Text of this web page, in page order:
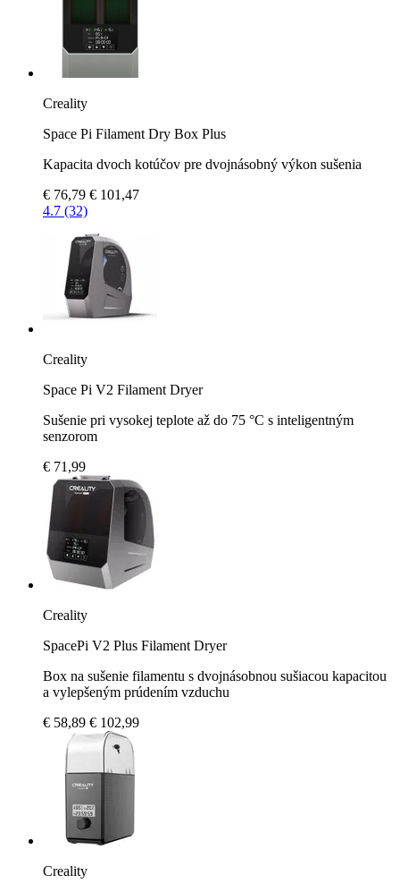
Creality
Space Pi Filament Dry Box Plus
Kapacita dvoch kotúčov pre dvojnásobný výkon sušenia
€ 76,79 € 101,47
4.7 (32)
Creality
Space Pi V2 Filament Dryer
Sušenie pri vysokej teplote až do 75 °C s inteligentným
senzorom
€ 71,99
Creality
SpacePi V2 Plus Filament Dryer
Box na sušenie filamentu s dvojnásobnou sušiacou kapacitou
a vylepšeným prúdením vzduchu
€ 58,89 € 102,99
Creality